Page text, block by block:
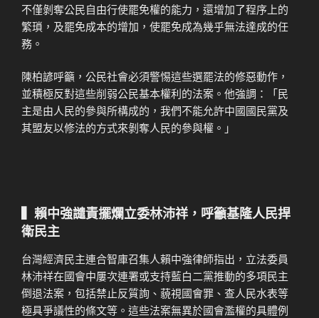
不僅剝奪公民自由行使罷免權的能力，還增加了程序上的
繁瑣，及罷免成本的增加，使罷免成為幾乎無法達成的任
務。
陳柏諺呼籲，公民社會必須警惕這些選罷法的修惡動作，
並積極反對這些削弱公民基本權利的法案。他強調：「民
主是由人民的參與所構成的，我們不能允許中國國民黨及
其盟友以修法的方式來剝奪人民的參與權。」
▍賴中強譴責擺爛立委林沛祥，呼籲基隆人民捍
衛民主
台灣經濟民主連合智庫召集人賴中強律師指出，立法委員
林沛祥在國會中屢次連署或支持藍白二黨推動的多項民主
倒退法案，包括禁止反質詢、藐視國會罪、查人民水表等
極具爭議性的條文等。這些法案無異於國會濫權的具體例